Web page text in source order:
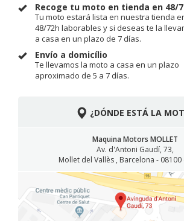
Recoge tu moto en tienda en 48/
Tu moto estará lista en nuestra tienda
48/72h laborables y si deseas te la
a casa en un plazo de 7 días.
Envío a domicílio
Te llevamos la moto a casa en un plazo
aproximado de 5 a 7 días.
¿DÓNDE ESTÁ LA
Maquina Motors MOLLET
Av. d'Antoni Gaudí, 73,
Mollet del Vallès , Barcelona - 08100